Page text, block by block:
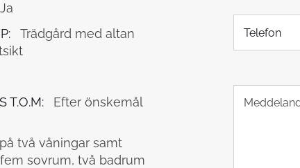
Ja
Trädgård med altan
T.O.M: Efter önskemål
två våningar samt
sovrum, två badrum
l